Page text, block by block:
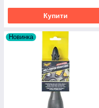
Купити
Новинка